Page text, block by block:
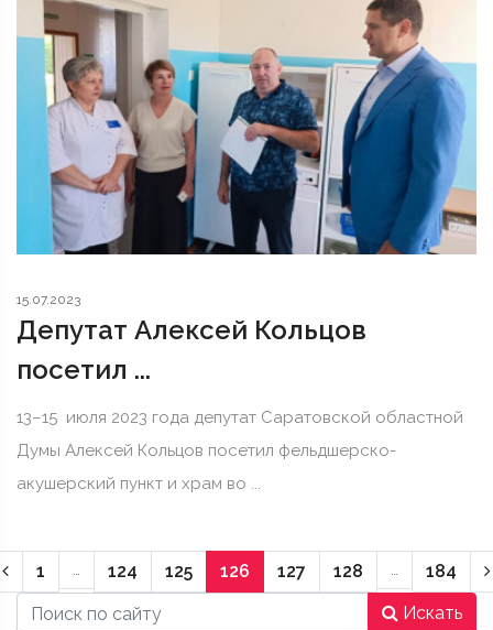
15.07.2023
Депутат Алексей Кольцов
посетил ...
13–15 июля 2023 года депутат Саратовской областной
Думы Алексей Кольцов посетил фельдшерско-
акушерский пункт и храм во ...
Предыдущая страница
1 … 124 125 126 127 128 … 184
Искать